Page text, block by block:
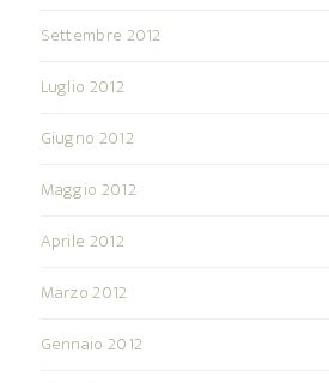
Settembre 2012
Luglio 2012
Giugno 2012
Maggio 2012
Aprile 2012
Marzo 2012
Gennaio 2012